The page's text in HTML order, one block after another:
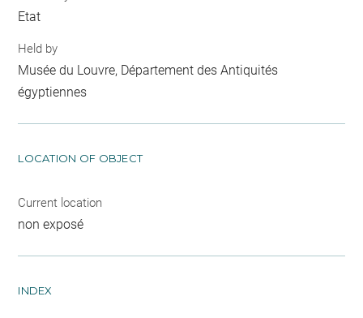
Etat
Held by
Musée du Louvre, Département des Antiquités
égyptiennes
LOCATION OF OBJECT
Current location
non exposé
INDEX